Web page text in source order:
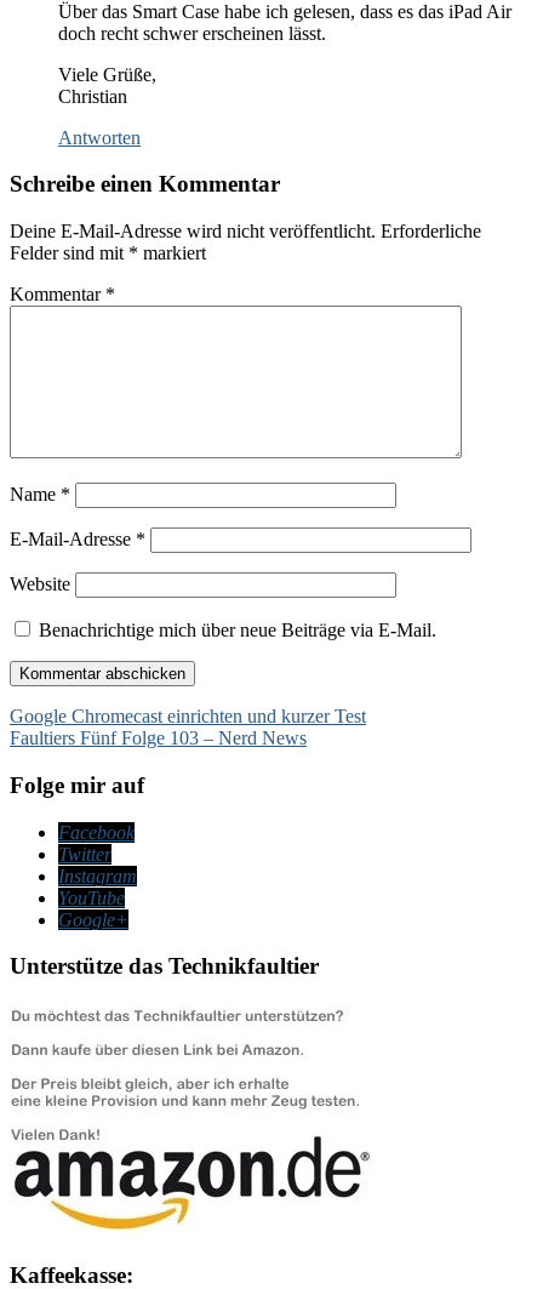
Über das Smart Case habe ich gelesen, dass es das iPad Air
doch recht schwer erscheinen lässt.
Viele Grüße,
Christian
Antworten
Schreibe einen Kommentar
Deine E-Mail-Adresse wird nicht veröffentlicht. Erforderliche
Felder sind mit * markiert
Kommentar *
Name *
E-Mail-Adresse *
Website
Benachrichtige mich über neue Beiträge via E-Mail.
Beitragsnavigation
Google Chromecast einrichten und kurzer Test
Faultiers Fünf Folge 103 – Nerd News
Folge mir auf
Facebook
Twitter
Instagram
YouTube
Google+
Unterstütze das Technikfaultier
Kaffeekasse: